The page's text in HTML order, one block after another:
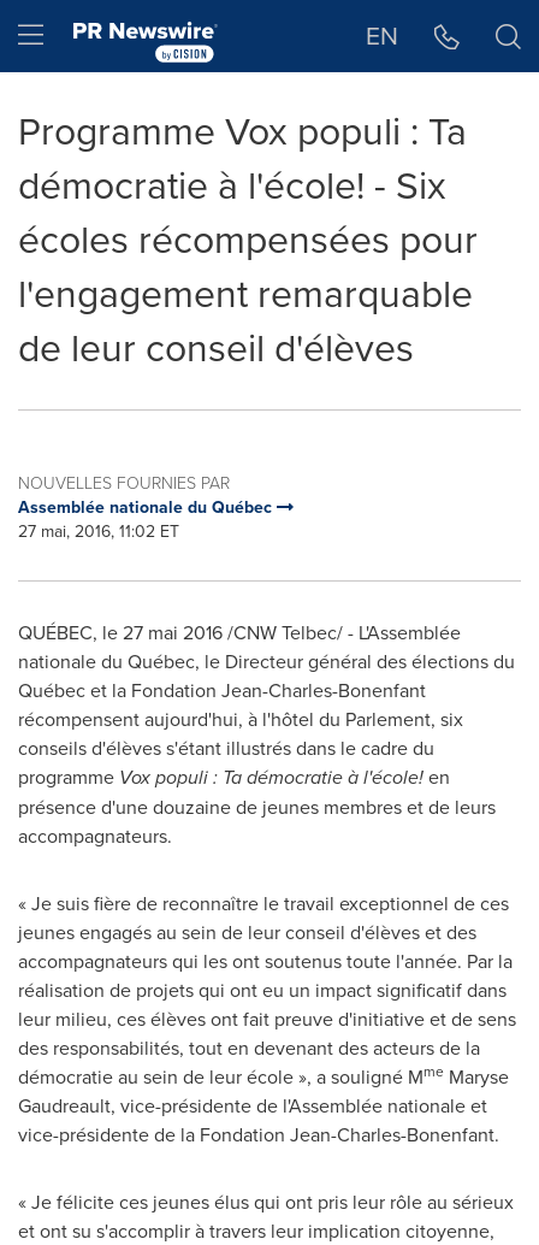
Hamburger menu EN
Programme Vox populi : Ta
démocratie à l'école! - Six
écoles récompensées pour
l'engagement remarquable
de leur conseil d'élèves
NOUVELLES FOURNIES PAR
Assemblée nationale du Québec
27 mai, 2016, 11:02 ET
QUÉBEC, le 27 mai 2016 /CNW Telbec/ - L'Assemblée
nationale du Québec, le Directeur général des élections du
Québec et la Fondation Jean-Charles-Bonenfant
récompensent aujourd'hui, à l'hôtel du Parlement, six
conseils d'élèves s'étant illustrés dans le cadre du
programme Vox populi : Ta démocratie à l'école!en
présence d'une douzaine de jeunes membres et de leurs
accompagnateurs.
« Je suis fière de reconnaître le travail exceptionnel de ces
jeunes engagés au sein de leur conseil d'élèves et des
accompagnateurs qui les ont soutenus toute l'année. Par la
réalisation de projets qui ont eu un impact significatif dans
leur milieu, ces élèves ont fait preuve d'initiative et de sens
des responsabilités, tout en devenant des acteurs de la
démocratie au sein de leur école », a souligné Mme Maryse
Gaudreault, vice-présidente de l'Assemblée nationale et
vice-présidente de la Fondation Jean-Charles-Bonenfant.
« Je félicite ces jeunes élus qui ont pris leur rôle au sérieux
et ont su s'accomplir à travers leur implication citoyenne,